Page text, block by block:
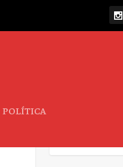
POLÍTICA